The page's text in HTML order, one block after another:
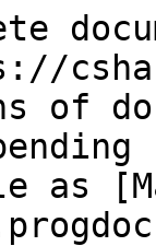
of
as